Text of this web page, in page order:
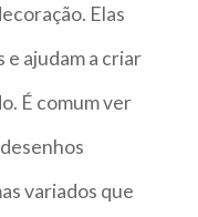
Elas
e ajudam a criar
É comum ver
variados que